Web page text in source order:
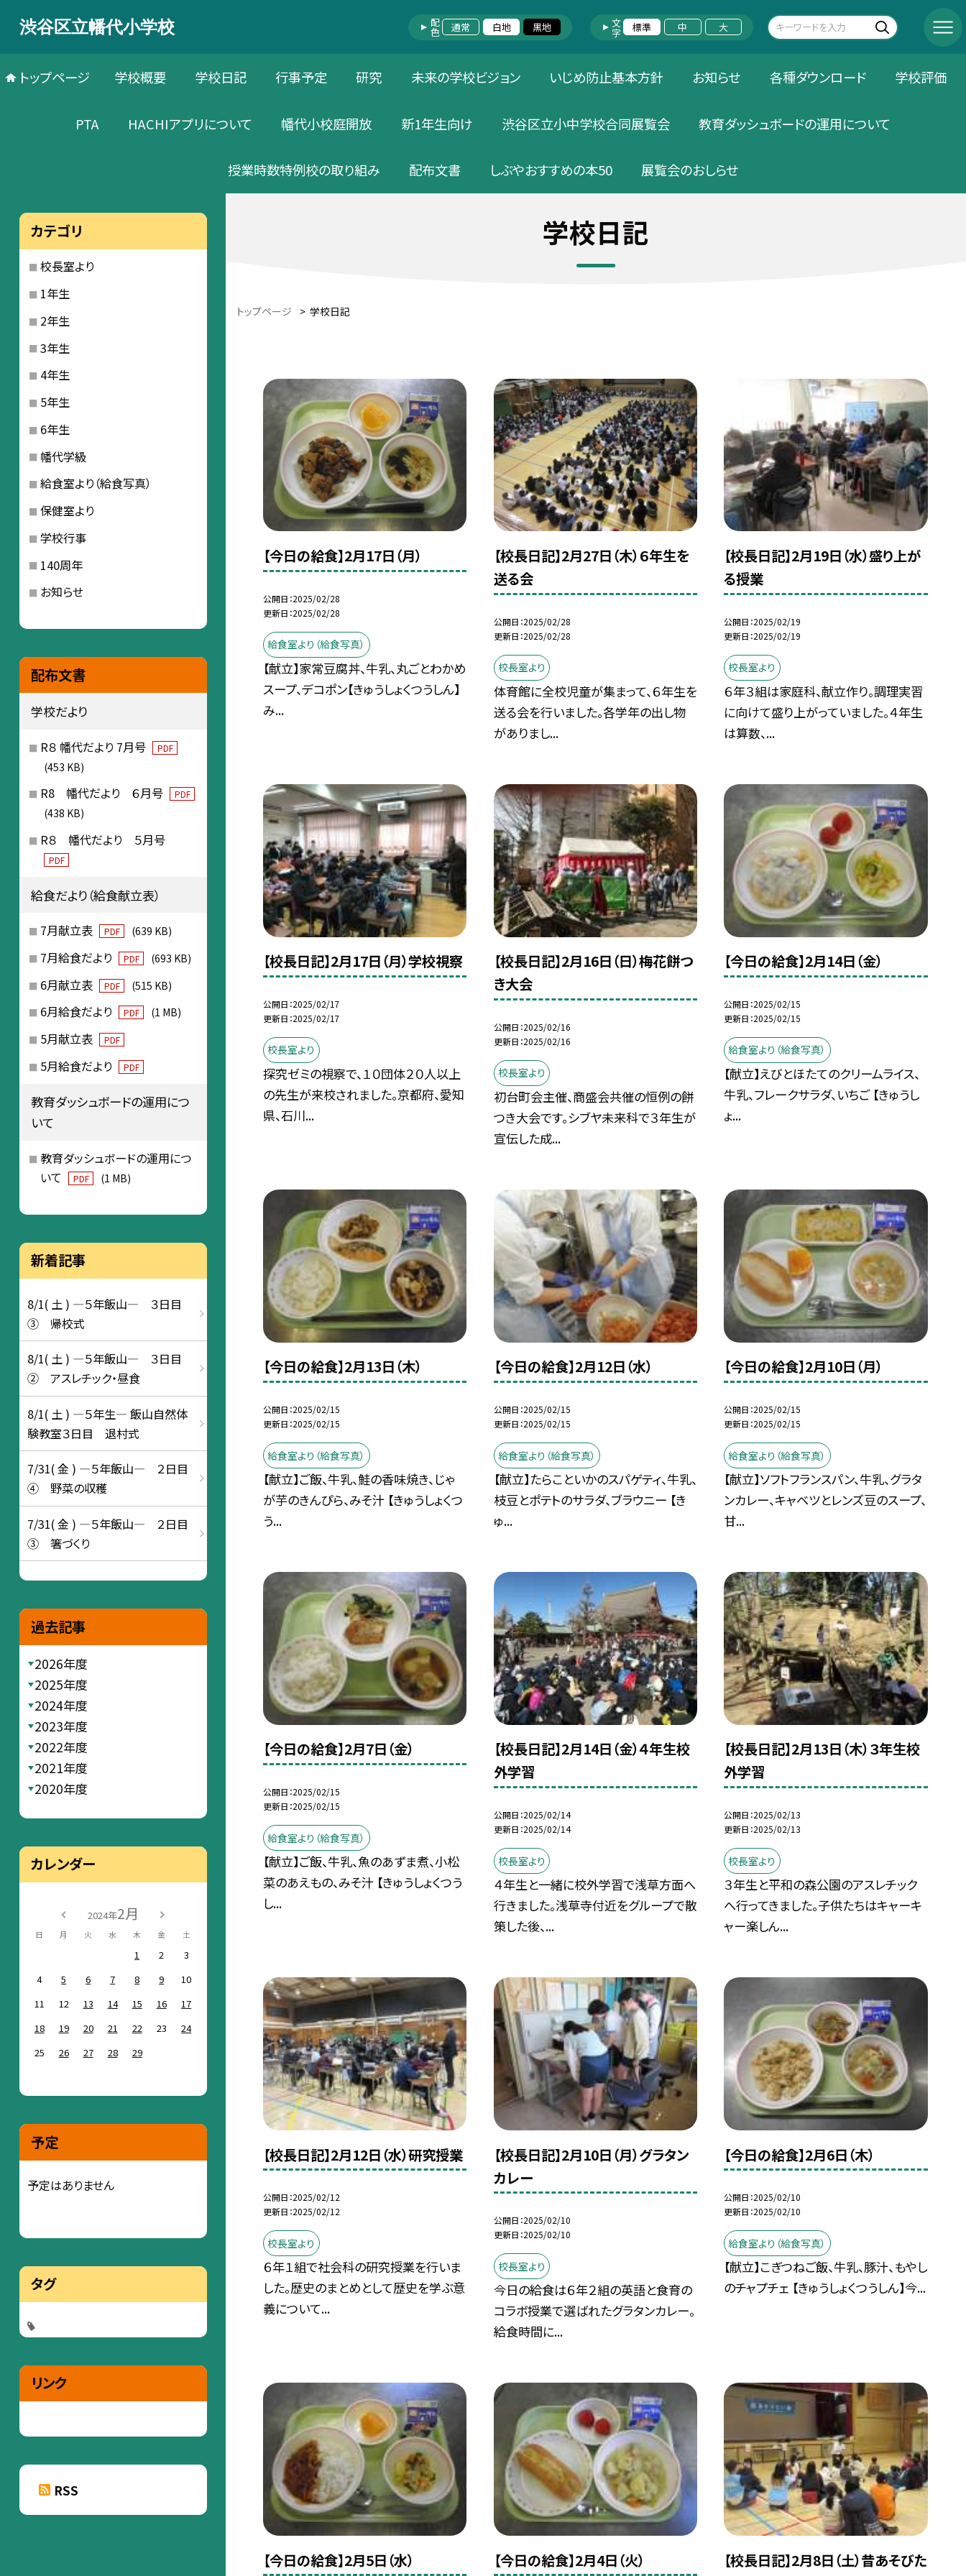
渋谷区立幡代小学校 配色 通常 白地 黒地 文字 標準 中 大
トップページ 学校概要 学校日記 行事予定 研究 未来の学校ビジョン いじめ防止基本方針 お知らせ 各種ダウンロード 学校評価
PTA HACHIアプリについて 幡代小校庭開放 新1年生向け 渋谷区立小中学校合同展覧会 教育ダッシュボードの運用について
授業時数特例校の取り組み 配布文書 しぶやおすすめの本50 展覧会のおしらせ
学校日記
トップページ > 学校日記
【今日の給食】2月17日（月）
公開日 2025/02/28
更新日 2025/02/28
給食室より（給食写真）
【献立】家常豆腐丼、牛乳、丸ごとわかめ
スープ、デコポン【きゅうしょくつうしん】
み...
【校長日記】2月27日（木）６年生を
送る会
公開日 2025/02/28
更新日 2025/02/28
校長室より
体育館に全校児童が集まって、６年生を
送る会を行いました。各学年の出し物
がありまし...
【校長日記】2月19日（水）盛り上が
る授業
公開日 2025/02/19
更新日 2025/02/19
校長室より
６年３組は家庭科、献立作り。調理実習
に向けて盛り上がっていました。４年生
は算数、...
【校長日記】2月17日（月）学校視察
公開日 2025/02/17
更新日 2025/02/17
校長室より
探究ゼミの視察で、１０団体２０人以上
の先生が来校されました。京都府、愛知
県、石川...
【校長日記】2月16日（日）梅花餅つ
き大会
公開日 2025/02/16
更新日 2025/02/16
校長室より
初台町会主催、商盛会共催の恒例の餅
つき大会です。シブヤ未来科で３年生が
宣伝した成...
【今日の給食】2月14日（金）
公開日 2025/02/15
更新日 2025/02/15
給食室より（給食写真）
【献立】えびとほたてのクリームライス、
牛乳、フレークサラダ、いちご 【きゅうし
ょ...
【今日の給食】2月13日（木）
公開日 2025/02/15
更新日 2025/02/15
給食室より（給食写真）
【献立】ご飯、牛乳、鮭の香味焼き、じゃ
が芋のきんぴら、みそ汁 【きゅうしょくつ
う...
【今日の給食】2月12日（水）
公開日 2025/02/15
更新日 2025/02/15
給食室より（給食写真）
【献立】たらこといかのスパゲティ、牛乳、
枝豆とポテトのサラダ、ブラウニー 【き
ゅ...
【今日の給食】2月10日（月）
公開日 2025/02/15
更新日 2025/02/15
給食室より（給食写真）
【献立】ソフトフランスパン、牛乳、グラタ
ンカレー、キャベツとレンズ豆のスープ、
甘...
【今日の給食】2月7日（金）
公開日 2025/02/15
更新日 2025/02/15
給食室より（給食写真）
【献立】ご飯、牛乳、魚のあずま煮、小松
菜のあえもの、みそ汁 【きゅうしょくつう
し...
【校長日記】2月14日（金）４年生校
外学習
公開日 2025/02/14
更新日 2025/02/14
校長室より
４年生と一緒に校外学習で浅草方面へ
行きました。浅草寺付近をグループで散
策した後、...
【校長日記】2月13日（木）３年生校
外学習
公開日 2025/02/13
更新日 2025/02/13
校長室より
３年生と平和の森公園のアスレチック
へ行ってきました。子供たちはキャーキ
ャー楽しん...
【校長日記】2月12日（水）研究授業
公開日 2025/02/12
更新日 2025/02/12
校長室より
６年１組で社会科の研究授業を行いま
した。歴史のまとめとして歴史を学ぶ意
義について...
【校長日記】2月10日（月）グラタン
カレー
公開日 2025/02/10
更新日 2025/02/10
校長室より
今日の給食は６年２組の英語と食育の
コラボ授業で選ばれたグラタンカレー。
給食時間に...
【今日の給食】2月6日（木）
公開日 2025/02/10
更新日 2025/02/10
給食室より（給食写真）
【献立】こぎつねご飯、牛乳、豚汁、もやし
のチャプチェ 【きゅうしょくつうしん】今...
【今日の給食】2月5日（水） 【今日の給食】2月4日（火）
【校長日記】2月8日（土）昔あそびた
カテゴリ
校長室より
1年生
2年生
3年生
4年生
5年生
6年生
幡代学級
給食室より（給食写真）
保健室より
学校行事
140周年
お知らせ
配布文書
学校だより
R８ 幡代だより 7月号 PDF
(453 KB)
R8 幡代だより ６月号 PDF
(438 KB)
R８ 幡代だより ５月号
PDF
給食だより（給食献立表）
7月献立表 PDF (639 KB)
7月給食だより PDF (693 KB)
6月献立表 PDF (515 KB)
6月給食だより PDF (1 MB)
5月献立表 PDF
5月給食だより PDF
教育ダッシュボードの運用につ
いて
教育ダッシュボードの運用につ
いて
PDF (1 MB)
新着記事
8/1( 土 ) ―５年飯山― ３日目
③ 帰校式
8/1( 土 ) ―５年飯山― ３日目
② アスレチック・昼食
8/1( 土 ) ―５年生― 飯山自然体
験教室３日目 退村式
7/31( 金 ) ―５年飯山― ２日目
④ 野菜の収穫
7/31( 金 ) ―５年飯山― ２日目
③ 箸づくり
過去記事
2026年度
2025年度
2024年度
2023年度
2022年度
2021年度
2020年度
カレンダー
2024年2月
日 月 火 水 木 金 土
1 2
3
4
5 6 7 8 9
10
11
12 13 14 15 16
17
18
19 20 21 22 23
24
25
26 27 28 29
予定
予定はありません
タグ
リンク
RSS